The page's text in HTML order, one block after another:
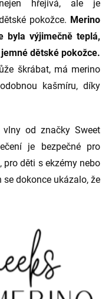
hřejivá, ale je
pokožce. Merino
byla výjimečně teplá,
dětské pokožce.
škrábat, má merino
kašmíru, díky
vlny od značky Sweet
je bezpečné pro
děti s ekzémy nebo
dokonce ukázalo, že